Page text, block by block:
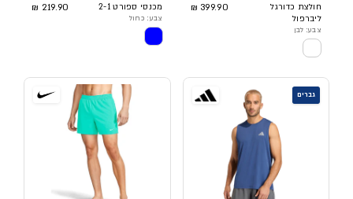
חולצת כדורגל
ליברפול
399.90 ₪
צבע: לבן
מכנסי ספורט 2-1 219.90 ₪
צבע: כחול
גברים